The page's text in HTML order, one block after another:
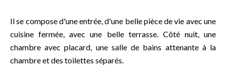
Il se compose d'une entrée, d'une belle pièce de vie avec une
cuisine fermée, avec une belle terrasse. Côté nuit, une
chambre avec placard, une salle de bains attenante à la
chambre et des toilettes séparés.